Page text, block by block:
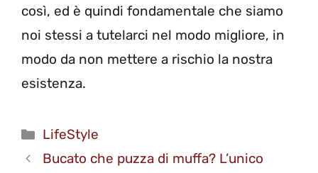
così, ed è quindi fondamentale che siamo
noi stessi a tutelarci nel modo migliore, in
modo da non mettere a rischio la nostra
esistenza.
Categorie
LifeStyle
Bucato che puzza di muffa? L’unico